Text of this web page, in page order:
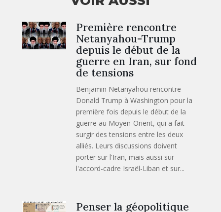
Première rencontre
Netanyahou-Trump
depuis le début de la
guerre en Iran, sur fond
de tensions
Benjamin Netanyahou rencontre
Donald Trump à Washington pour la
première fois depuis le début de la
guerre au Moyen-Orient, qui a fait
surgir des tensions entre les deux
alliés. Leurs discussions doivent
porter sur l'Iran, mais aussi sur
l'accord-cadre Israël-Liban et sur...
Penser la géopolitique